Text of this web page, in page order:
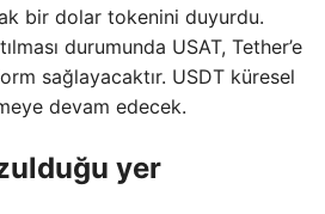
bir dolar tokenini duyurdu.
durumunda USAT, Tether’e
sağlayacaktır. USDT küresel
devam edecek.
yer